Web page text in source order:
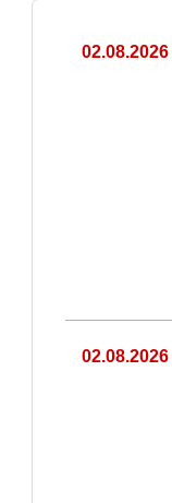
02.08.2026
02.08.2026